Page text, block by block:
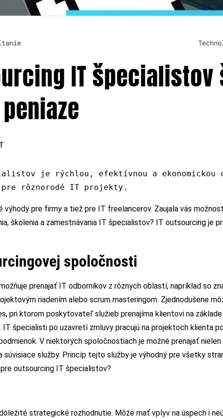
IT
je rýchlou, efektívnou a ekonomickou
rôznorodé IT projekty.
výhody pre firmy a tiež pre IT freelancerov. Zaujala vás
školenia a zamestnávania IT špecialistov? IT outsourcing je
spoločnosti
prenajať IT odborníkov z rôznych oblastí, napríklad so
riadením alebo scrum masteringom. Zjednodušene
pri ktorom poskytovateľ služieb prenajíma klientovi na
špecialisti po uzavretí zmluvy pracujú na projektoch klienta
V niektorých spoločnostiach je možné prenajať nielen
súvisiace služby. Princíp tejto služby je výhodný pre všetky
outsourcing IT špecialistov?
strategické rozhodnutie. Môže mať vplyv na úspech i